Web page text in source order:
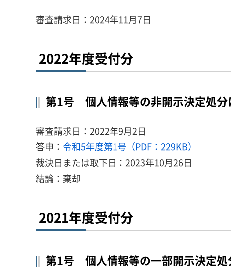
審査請求日：2024年11月7日
2022年度受付分
第1号 個人情報等の非開示決定処分
審査請求日：2022年9月2日
答申： 令和5年度第1号（PDF：229KB）
裁決日または取下日：2023年10月26日
結論：棄却
2021年度受付分
第1号 個人情報等の一部開示決定処